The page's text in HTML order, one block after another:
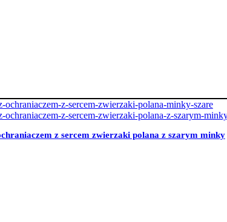
z sercem zwierzaki polana z szarym minky